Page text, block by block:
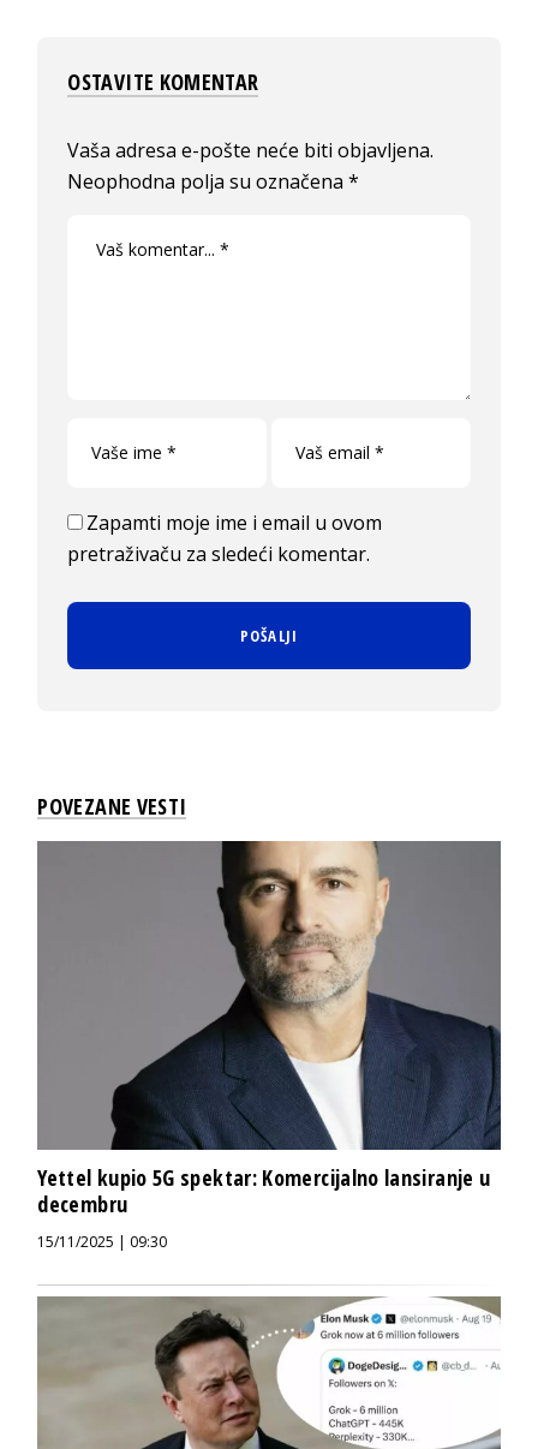
OSTAVITE KOMENTAR
Vaša adresa e-pošte neće biti objavljena.
Neophodna polja su označena*
Zapamti moje ime i email u ovom
pretraživaču za sledeći komentar.
POVEZANE VESTI
Yettel kupio 5G spektar: Komercijalno lansiranje u
decembru
15/11/2025 | 09:30